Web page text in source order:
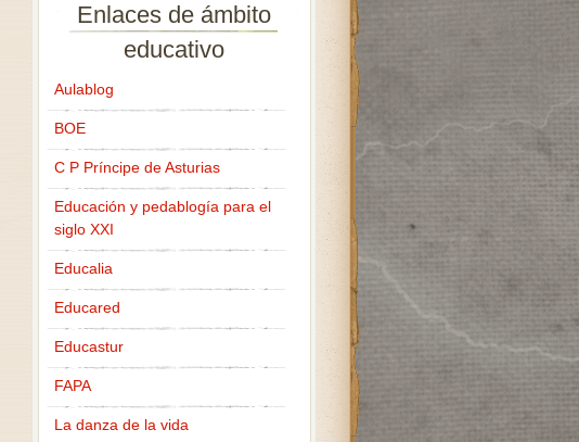
Enlaces de ámbito
educativo
Aulablog
BOE
C P Príncipe de Asturias
Educación y pedablogía para el
siglo XXI
Educalia
Educared
Educastur
FAPA
La danza de la vida